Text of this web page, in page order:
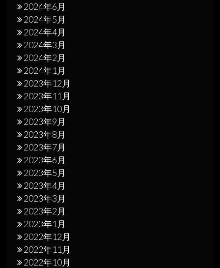
2024年6月
2024年5月
2024年4月
2024年3月
2024年2月
2024年1月
2023年12月
2023年11月
2023年10月
2023年9月
2023年8月
2023年7月
2023年6月
2023年5月
2023年4月
2023年3月
2023年2月
2023年1月
2022年12月
2022年11月
2022年10月